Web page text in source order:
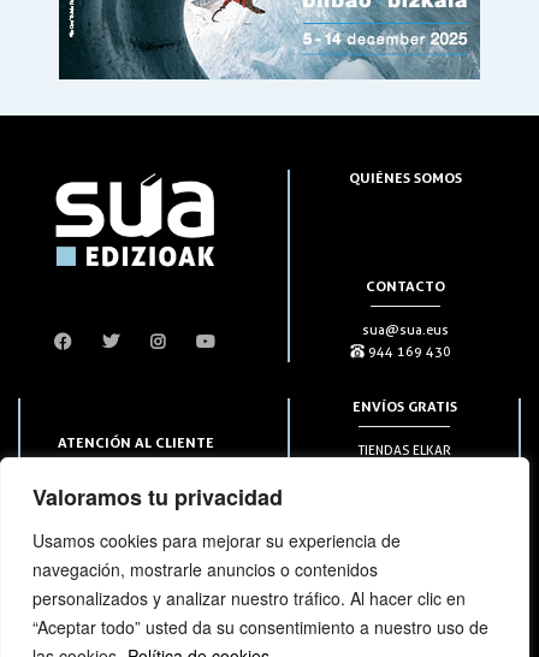
Valoramos tu privacidad
Usamos cookies para mejorar su experiencia de
navegación, mostrarle anuncios o contenidos
personalizados y analizar nuestro tráfico. Al hacer clic en
“Aceptar todo” usted da su consentimiento a nuestro uso de
QUIÉNES SOMOS
CONTACTO
sua@sua.eus
944 169 430
ATENCIÓN AL CLIENTE
944 169 430
SUSCRIPCIONES
ENVÍOS GRATIS
TIENDAS ELKAR